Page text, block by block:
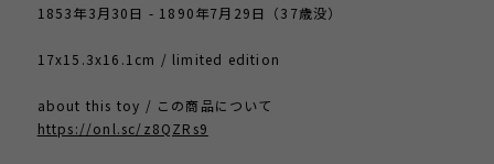
1853年3月30日 - 1890年7月29日（37歳没）
17x15.3x16.1cm / limited edition
about this toy / この商品について
https://onl.sc/z8QZRs9